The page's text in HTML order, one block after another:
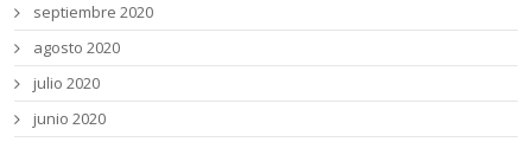
septiembre 2020
agosto 2020
julio 2020
junio 2020